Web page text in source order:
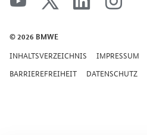
© 2026 BMWE
INHALTSVERZEICHNIS IMPRESSUM
BARRIEREFREIHEIT
DATENSCHUTZ